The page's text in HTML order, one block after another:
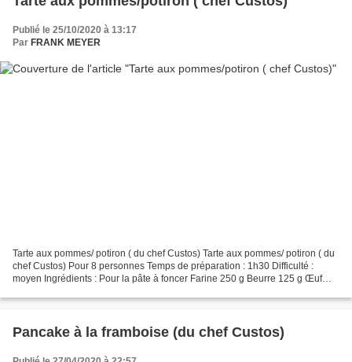
Publié le 25/10/2020 à 13:17
Par FRANK MEYER
Tarte aux pommes/ potiron ( du chef Custos) Tarte aux pommes/ potiron ( du
chef Custos) Pour 8 personnes Temps de préparation : 1h30 Difficulté :
moyen Ingrédients : Pour la pâte à foncer Farine 250 g Beurre 125 g Œuf
Pancake à la framboise (du chef Custos)